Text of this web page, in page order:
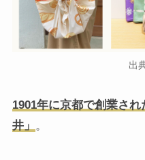
出
1901年に京都で創業さ
井」 。